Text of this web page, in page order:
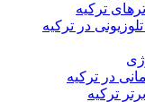
ترکیه
در ترکیه
در ترکیه
ترکیه